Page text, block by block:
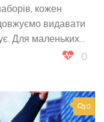
кожен
видавати
Для маленьких...
0
0